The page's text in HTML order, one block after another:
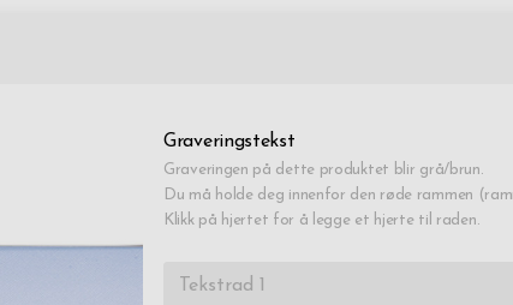
Graveringstekst
Graveringen på dette produktet blir grå/brun.
Du må holde deg innenfor den røde rammen
Klikk på hjertet for å legge et hjerte til raden.